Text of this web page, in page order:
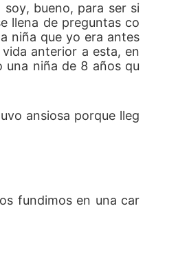
bueno, para ser si
llena de preguntas co
niña que yo era antes
anterior a esta, en
una niña de 8 años qu
ansiosa porque lleg
fundimos en una car